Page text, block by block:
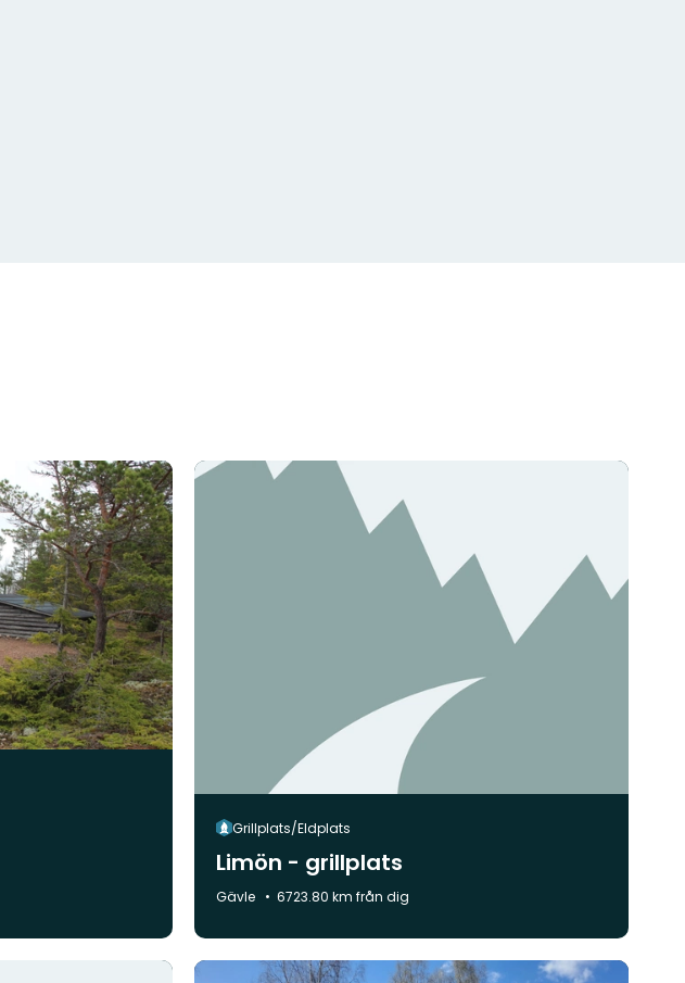
Grillplats/Eldplats
Limön - grillplats
Kommun:
Gävle 6723.80 km från dig